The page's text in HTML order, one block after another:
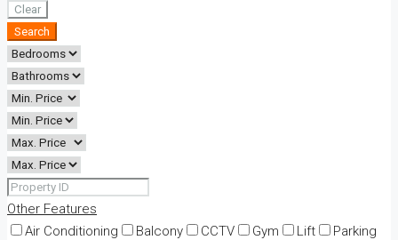
Clear
Search
Other Features
Air Conditioning
Balcony CCTV Gym Lift
Parking